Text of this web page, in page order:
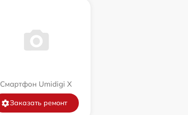
Смартфон Umidigi X
Заказать ремонт